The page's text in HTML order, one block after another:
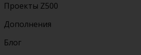
Проекты Z500
Дополнения
Блог